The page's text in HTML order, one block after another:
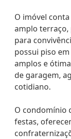
O imóvel
amplo terraço,
para
possui piso
amplos e
de garagem,
cotidiano.
O condomínio
festas,